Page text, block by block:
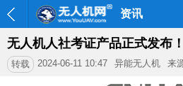
资讯
无人机人社考证产品正式发布！
转载 2024-06-11 10:47 异能无人机 来